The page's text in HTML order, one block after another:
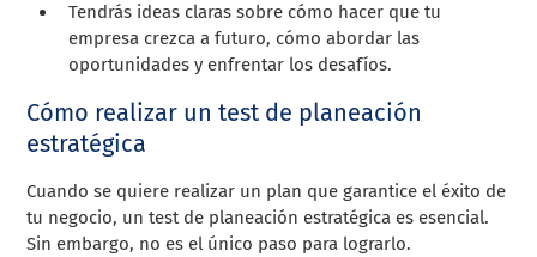
Tendrás ideas claras sobre cómo hacer que tu
empresa crezca a futuro, cómo abordar las
oportunidades y enfrentar los desafíos.
Cómo realizar un test de planeación
estratégica
Cuando se quiere realizar un plan que garantice el éxito de
tu negocio, un test de planeación estratégica es esencial.
Sin embargo, no es el único paso para lograrlo.